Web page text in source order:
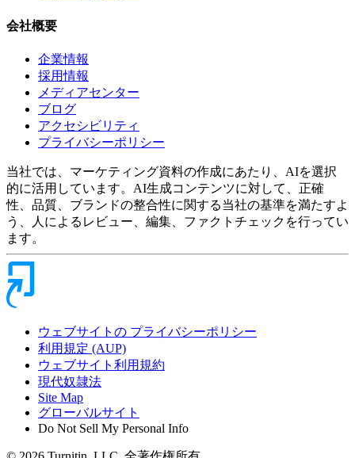
会社概要
企業情報
採用情報
メディアセンター
ブログ
アクセシビリティ
プライバシーポリシー
当社では、マーケティング資料の作成にあたり、AIを選択
的に活用しています。AI生成コンテンツに対して、正確
性、品質、ブランドの整合性に関する当社の基準を満たすよ
う、人によるレビュー、編集、ファクトチェックを行ってい
ます。
ウェブサイトの プライバシーポリシー
利用規定 (AUP)
ウェブサイト利用規約
現代奴隷法
Site Map
グローバルサイト
Do Not Sell My Personal Info